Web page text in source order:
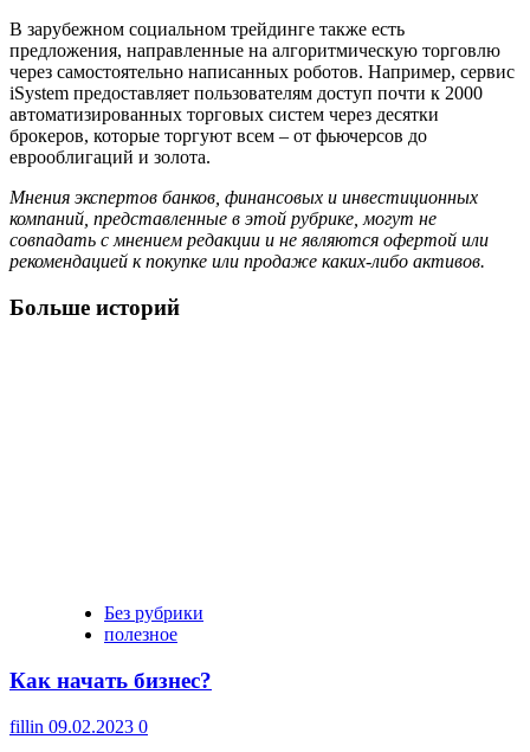
В зарубежном социальном трейдинге также есть
предложения, направленные на алгоритмическую торговлю
через самостоятельно написанных роботов. Например, сервис
iSystem предоставляет пользователям доступ почти к 2000
автоматизированных торговых систем через десятки
брокеров, которые торгуют всем – от фьючерсов до
еврооблигаций и золота.
Мнения экспертов банков, финансовых и инвестиционных
компаний, представленные в этой рубрике, могут не
совпадать с мнением редакции и не являются офертой или
рекомендацией к покупке или продаже каких-либо активов.
Больше историй
Без рубрики
полезное
Как начать бизнес?
fillin 09.02.2023 0